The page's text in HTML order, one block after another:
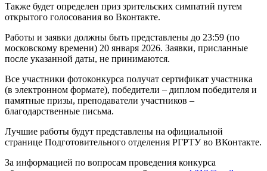
Также будет определен приз зрительских симпатий путем
открытого голосования во Вконтакте.
Работы и заявки должны быть представлены до 23:59 (по
московскому времени) 20 января 2026. Заявки, присланные
после указанной даты, не принимаются.
Все участники фотоконкурса получат сертификат участника
(в электронном формате), победители – диплом победителя и
памятные призы, преподаватели участников –
благодарственные письма.
Лучшие работы будут представлены на официальной
странице Подготовительного отделения РГРТУ во ВКонтакте.
За информацией по вопросам проведения конкурса